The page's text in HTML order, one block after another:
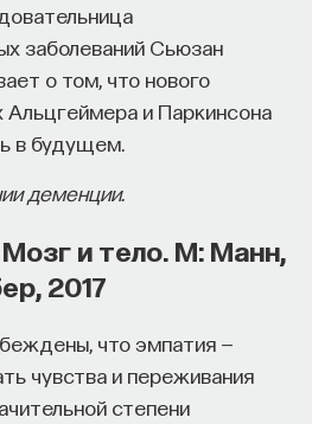
заболеваний Сьюзан
о том, что нового
Альцгеймера и Паркинсона
в будущем.
деменции.
и тело. М: Манн,
2017
что эмпатия —
чувства и переживания
степени
случае определенные
обращение
невозможны
и могут
через
оставаться лицом.
и безо всяких
гипсовую маску, что
когнитивный
(1923–2010), автор
проверки «перцептивных
наблюдателем на основе